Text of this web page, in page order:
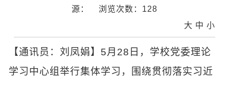
源：
浏览次数： 128
大 中 小
【通讯员：刘凤娟】5月28日，学校党委理论
学习中心组举行集体学习，围绕贯彻落实习近